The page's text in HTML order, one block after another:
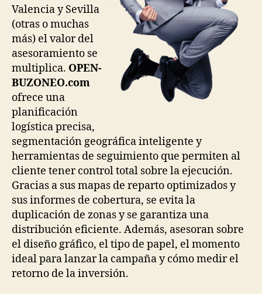
Valencia y Sevilla
(otras o muchas
más) el valor del
asesoramiento se
multiplica. OPEN-
BUZONEO.com
ofrece una
planificación
logística precisa,
segmentación geográfica inteligente y
herramientas de seguimiento que permiten al
cliente tener control total sobre la ejecución.
Gracias a sus mapas de reparto optimizados y
sus informes de cobertura, se evita la
duplicación de zonas y se garantiza una
distribución eficiente. Además, asesoran sobre
el diseño gráfico, el tipo de papel, el momento
ideal para lanzar la campaña y cómo medir el
retorno de la inversión.